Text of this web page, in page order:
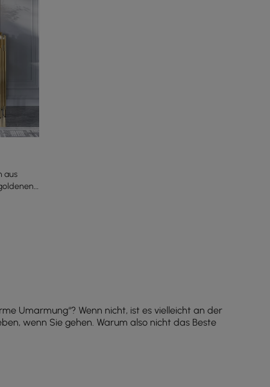
aus
Umarmung“? Wenn nicht, ist es vielleicht an der
wenn Sie gehen. Warum also nicht das Beste